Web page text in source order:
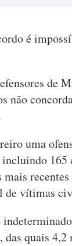
é
de
não
uma
165
de vítimas
das quais